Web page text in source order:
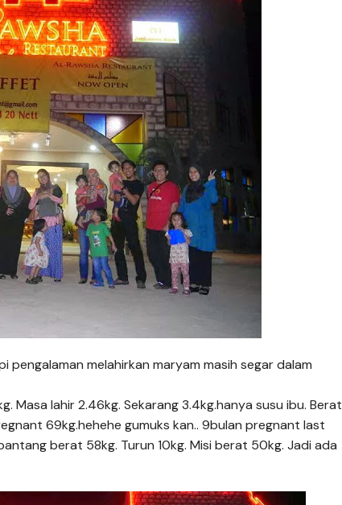
melahirkan maryam masih segar dalam
Masa lahir 2.46kg. Sekarang 3.4kg.hanya susu ibu. Berat
69kg.hehehe gumuks kan.. 9bulan pregnant last
berat 58kg. Turun 10kg. Misi berat 50kg. Jadi ada